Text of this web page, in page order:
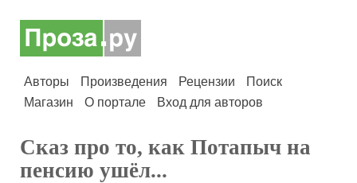
Авторы Произведения Рецензии
Поиск
Магазин
О портале Вход для авторов
Сказ про то, как Потапыч на
пенсию ушёл...